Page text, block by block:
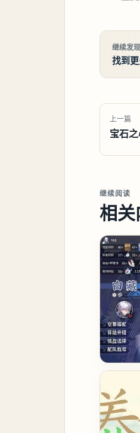
继续发现
找到
上一篇
宝石
继续阅读
相